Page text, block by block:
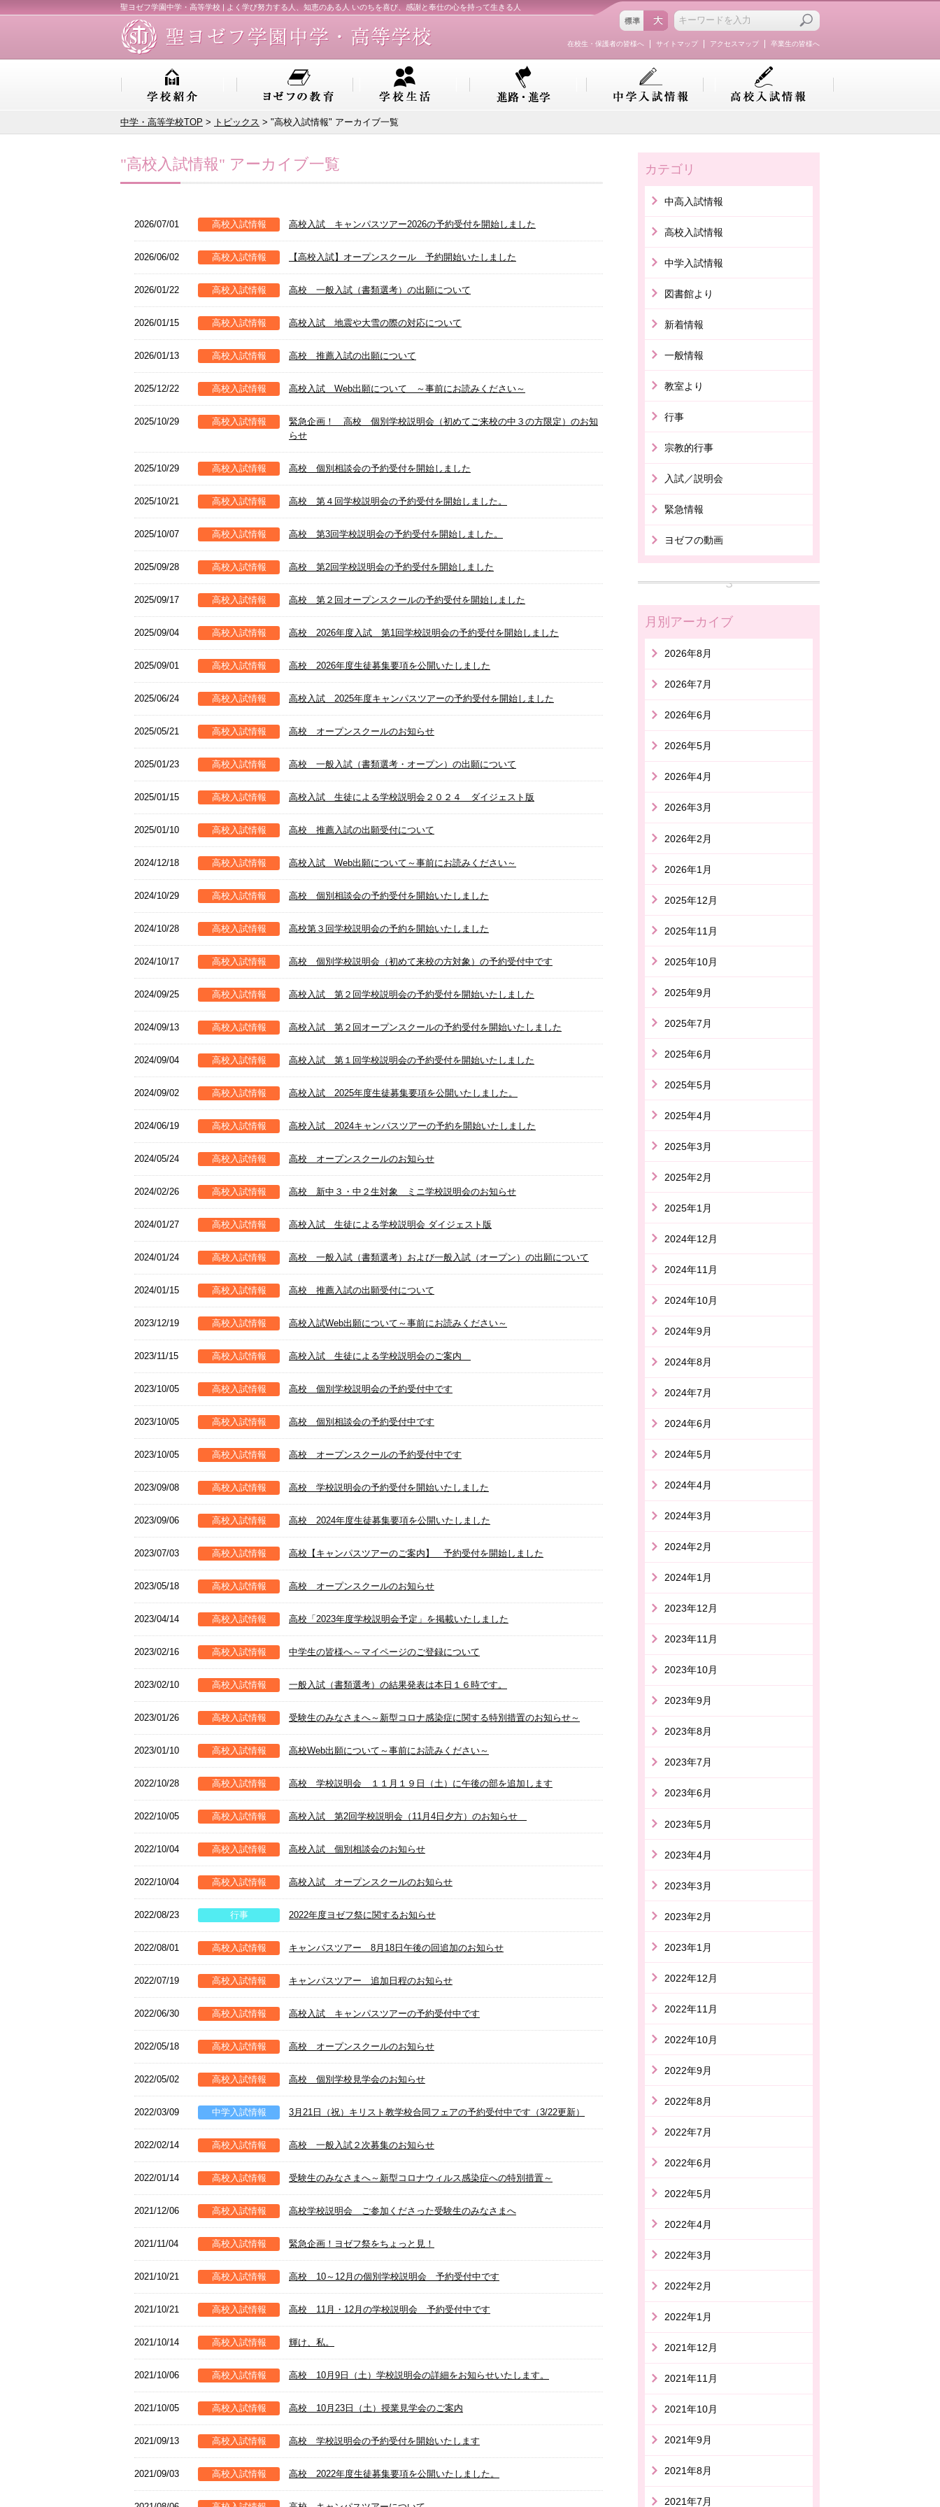
聖ヨゼフ学園中学・高等学校 | よく学び努力する人、知恵のある人 いのちを喜び、感謝と奉仕の心を持って生きる人
卒業生の皆様へ
アクセスマップ
サイトマップ
在校生・保護者の皆様へ
中学・高等学校TOP > トピックス > "高校入試情報" アーカイブ一覧
"高校入試情報" アーカイブ一覧
2026/07/01 高校入試情報 高校入試 キャンパスツアー2026の予約受付を開始しました
2026/06/02 高校入試情報 【高校入試】オープンスクール 予約開始いたしました
2026/01/22 高校入試情報 高校 一般入試（書類選考）の出願について
2026/01/15 高校入試情報 高校入試 地震や大雪の際の対応について
2026/01/13 高校入試情報 高校 推薦入試の出願について
2025/12/22 高校入試情報 高校入試 Web出願について ～事前にお読みください～
2025/10/29 高校入試情報
緊急企画！ 高校 個別学校説明会（初めてご来校の中３の方限定）のお知
らせ
2025/10/29 高校入試情報 高校 個別相談会の予約受付を開始しました
2025/10/21 高校入試情報 高校 第４回学校説明会の予約受付を開始しました。
2025/10/07 高校入試情報 高校 第3回学校説明会の予約受付を開始しました。
2025/09/28 高校入試情報 高校 第2回学校説明会の予約受付を開始しました
2025/09/17 高校入試情報 高校 第２回オープンスクールの予約受付を開始しました
2025/09/04 高校入試情報 高校 2026年度入試 第1回学校説明会の予約受付を開始しました
2025/09/01 高校入試情報 高校 2026年度生徒募集要項を公開いたしました
2025/06/24 高校入試情報 高校入試 2025年度キャンパスツアーの予約受付を開始しました
2025/05/21 高校入試情報 高校 オープンスクールのお知らせ
2025/01/23 高校入試情報 高校 一般入試（書類選考・オープン）の出願について
2025/01/15 高校入試情報 高校入試 生徒による学校説明会２０２４ ダイジェスト版
2025/01/10 高校入試情報 高校 推薦入試の出願受付について
2024/12/18 高校入試情報 高校入試 Web出願について～事前にお読みください～
2024/10/29 高校入試情報 高校 個別相談会の予約受付を開始いたしました
2024/10/28 高校入試情報 高校第３回学校説明会の予約を開始いたしました
2024/10/17 高校入試情報 高校 個別学校説明会（初めて来校の方対象）の予約受付中です
2024/09/25 高校入試情報 高校入試 第２回学校説明会の予約受付を開始いたしました
2024/09/13 高校入試情報 高校入試 第２回オープンスクールの予約受付を開始いたしました
2024/09/04 高校入試情報 高校入試 第１回学校説明会の予約受付を開始いたしました
2024/09/02 高校入試情報 高校入試 2025年度生徒募集要項を公開いたしました。
2024/06/19 高校入試情報 高校入試 2024キャンパスツアーの予約を開始いたしました
2024/05/24 高校入試情報 高校 オープンスクールのお知らせ
2024/02/26 高校入試情報 高校 新中３・中２生対象 ミニ学校説明会のお知らせ
2024/01/27 高校入試情報 高校入試 生徒による学校説明会 ダイジェスト版
2024/01/24 高校入試情報 高校 一般入試（書類選考）および一般入試（オープン）の出願について
2024/01/15 高校入試情報 高校 推薦入試の出願受付について
2023/12/19 高校入試情報 高校入試Web出願について～事前にお読みください～
2023/11/15 高校入試情報 高校入試 生徒による学校説明会のご案内
2023/10/05 高校入試情報 高校 個別学校説明会の予約受付中です
2023/10/05 高校入試情報 高校 個別相談会の予約受付中です
2023/10/05 高校入試情報 高校 オープンスクールの予約受付中です
2023/09/08 高校入試情報 高校 学校説明会の予約受付を開始いたしました
2023/09/06 高校入試情報 高校 2024年度生徒募集要項を公開いたしました
2023/07/03 高校入試情報 高校【キャンパスツアーのご案内】 予約受付を開始しました
2023/05/18 高校入試情報 高校 オープンスクールのお知らせ
2023/04/14 高校入試情報 高校「2023年度学校説明会予定」を掲載いたしました
2023/02/16 高校入試情報 中学生の皆様へ～マイページのご登録について
2023/02/10 高校入試情報 一般入試（書類選考）の結果発表は本日１６時です。
2023/01/26 高校入試情報 受験生のみなさまへ～新型コロナ感染症に関する特別措置のお知らせ～
2023/01/10 高校入試情報 高校Web出願について～事前にお読みください～
2022/10/28 高校入試情報 高校 学校説明会 １１月１９日（土）に午後の部を追加します
2022/10/05 高校入試情報 高校入試 第2回学校説明会（11月4日夕方）のお知らせ
2022/10/04 高校入試情報 高校入試 個別相談会のお知らせ
2022/10/04 高校入試情報 高校入試 オープンスクールのお知らせ
2022/08/23 行事 2022年度ヨゼフ祭に関するお知らせ
2022/08/01 高校入試情報 キャンパスツアー 8月18日午後の回追加のお知らせ
2022/07/19 高校入試情報 キャンパスツアー 追加日程のお知らせ
2022/06/30 高校入試情報 高校入試 キャンパスツアーの予約受付中です
2022/05/18 高校入試情報 高校 オープンスクールのお知らせ
2022/05/02 高校入試情報 高校 個別学校見学会のお知らせ
2022/03/09 中学入試情報 3月21日（祝）キリスト教学校合同フェアの予約受付中です（3/22更新）
2022/02/14 高校入試情報 高校 一般入試２次募集のお知らせ
2022/01/14 高校入試情報 受験生のみなさまへ～新型コロナウィルス感染症への特別措置～
2021/12/06 高校入試情報 高校学校説明会 ご参加くださった受験生のみなさまへ
2021/11/04 高校入試情報 緊急企画！ヨゼフ祭をちょっと見！
2021/10/21 高校入試情報 高校 10～12月の個別学校説明会 予約受付中です
2021/10/21 高校入試情報 高校 11月・12月の学校説明会 予約受付中です
2021/10/14 高校入試情報 輝け、私。
2021/10/06 高校入試情報 高校 10月9日（土）学校説明会の詳細をお知らせいたします。
2021/10/05 高校入試情報 高校 10月23日（土）授業見学会のご案内
2021/09/13 高校入試情報 高校 学校説明会の予約受付を開始いたします
2021/09/03 高校入試情報 高校 2022年度生徒募集要項を公開いたしました。
カテゴリ
中高入試情報
高校入試情報
中学入試情報
図書館より
新着情報
一般情報
教室より
行事
宗教的行事
入試／説明会
緊急情報
ヨゼフの動画
月別アーカイブ
2026年8月
2026年7月
2026年6月
2026年5月
2026年4月
2026年3月
2026年2月
2026年1月
2025年12月
2025年11月
2025年10月
2025年9月
2025年7月
2025年6月
2025年5月
2025年4月
2025年3月
2025年2月
2025年1月
2024年12月
2024年11月
2024年10月
2024年9月
2024年8月
2024年7月
2024年6月
2024年5月
2024年4月
2024年3月
2024年2月
2024年1月
2023年12月
2023年11月
2023年10月
2023年9月
2023年8月
2023年7月
2023年6月
2023年5月
2023年4月
2023年3月
2023年2月
2023年1月
2022年12月
2022年11月
2022年10月
2022年9月
2022年8月
2022年7月
2022年6月
2022年5月
2022年4月
2022年3月
2022年2月
2022年1月
2021年12月
2021年11月
2021年10月
2021年9月
2021年8月
2021年7月